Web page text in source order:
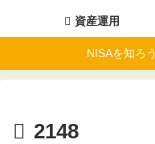
資産運用
NISAを知ろ
2148